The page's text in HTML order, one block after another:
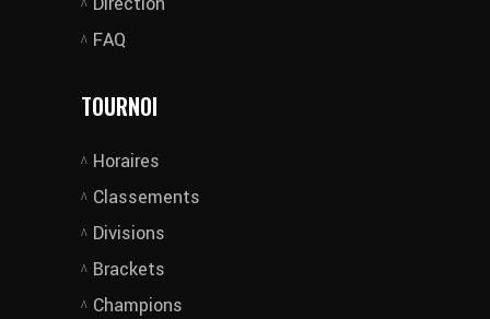
FAQ
TOURNOI
Horaires
Classements
Divisions
Brackets
Champions